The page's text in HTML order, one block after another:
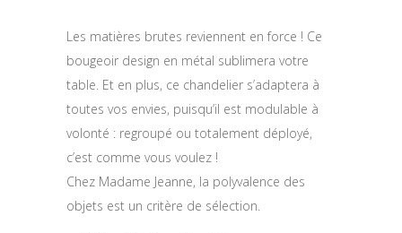
Les matières brutes reviennent en force ! Ce
bougeoir design en métal sublimera votre
table. Et en plus, ce chandelier s’adaptera à
toutes vos envies, puisqu’il est modulable à
volonté : regroupé ou totalement déployé,
c’est comme vous voulez !
Chez Madame Jeanne, la polyvalence des
objets est un critère de sélection.